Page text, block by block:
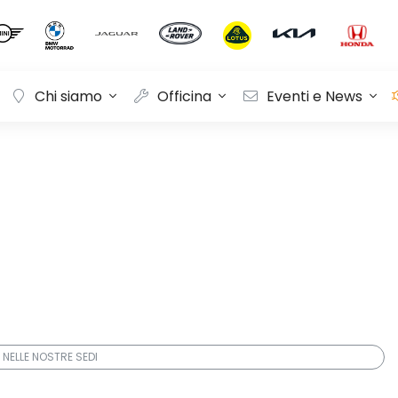
Chi siamo Officina Eventi e News
NOSTRE SEDI